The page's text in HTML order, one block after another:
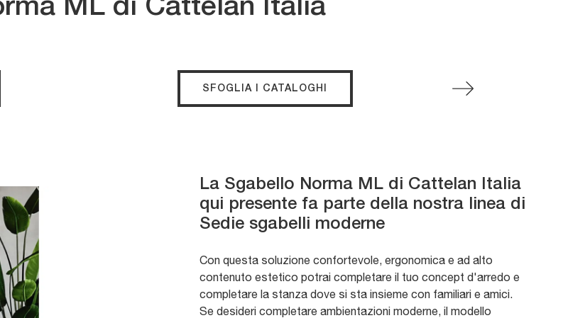
ML di Cattelan Italia
SFOGLIA I CATALOGHI
La Sgabello Norma ML di Cattelan Italia
qui presente fa parte della nostra linea di
Sedie sgabelli moderne
Con questa soluzione confortevole, ergonomica e ad alto
contenuto estetico potrai completare il tuo concept d'arredo e
completare la stanza dove si sta insieme con familiari e amici.
Se desideri completare ambientazioni moderne, il modello